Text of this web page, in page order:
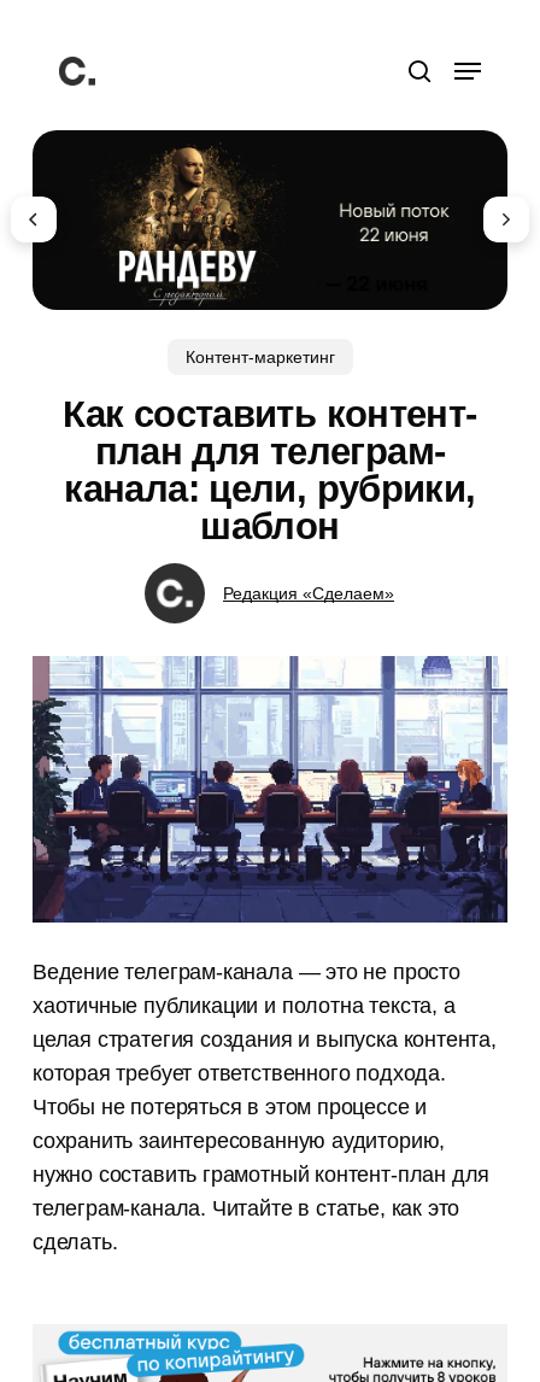
основному
содержанию
поиск
Меню
Контент-маркетинг
Как составить контент-
план для телеграм-
канала: цели, рубрики,
шаблон
Редакция «Сделаем»
Ведение телеграм-канала — это не просто
хаотичные публикации и полотна текста, а
целая стратегия создания и выпуска контента,
которая требует ответственного подхода.
Чтобы не потеряться в этом процессе и
сохранить заинтересованную аудиторию,
нужно составить грамотный контент-план для
телеграм-канала. Читайте в статье, как это
сделать.